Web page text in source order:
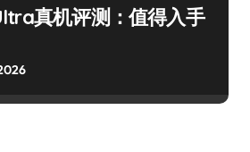
真机评测：值得入手